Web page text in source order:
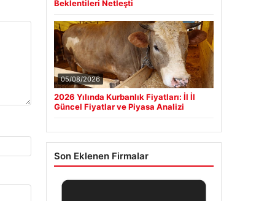
Beklentileri Netleşti
05/08/2026
2026 Yılında Kurbanlık Fiyatları: İl İl
Güncel Fiyatlar ve Piyasa Analizi
Son Eklenen Firmalar